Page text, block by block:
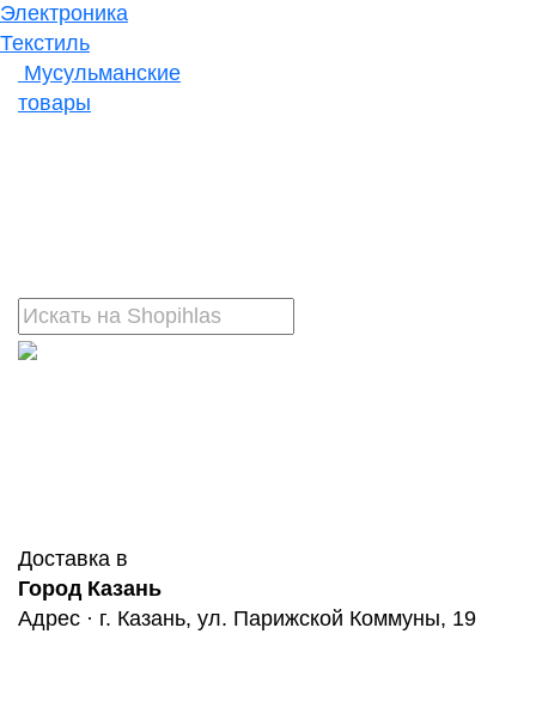
Электроника
Текстиль
Мусульманские
товары
Доставка в
Город Казань
Адрес · г. Казань, ул. Парижской Коммуны, 19